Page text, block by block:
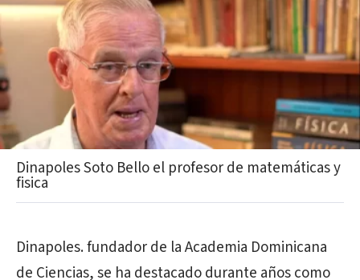
Dinapoles Soto Bello el profesor de matemáticas y
fisica
Dinapoles. fundador de la Academia Dominicana
de Ciencias, se ha destacado durante años como